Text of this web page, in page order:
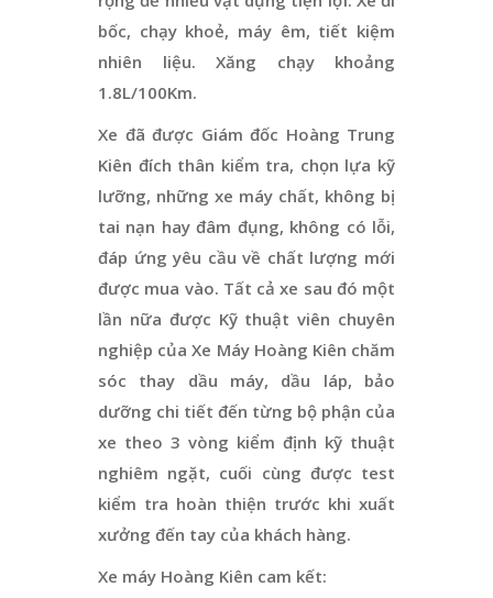
bốc, chạy khoẻ, máy êm, tiết kiệm
nhiên liệu. Xăng chạy khoảng
1.8L/100Km.
Xe đã được Giám đốc Hoàng Trung
Kiên đích thân kiểm tra, chọn lựa kỹ
lưỡng, những xe máy chất, không bị
tai nạn hay đâm đụng, không có lỗi,
đáp ứng yêu cầu về chất lượng mới
được mua vào. Tất cả xe sau đó một
lần nữa được Kỹ thuật viên chuyên
nghiệp của Xe Máy Hoàng Kiên chăm
sóc thay dầu máy, dầu láp, bảo
dưỡng chi tiết đến từng bộ phận của
xe theo 3 vòng kiểm định kỹ thuật
nghiêm ngặt, cuối cùng được test
kiểm tra hoàn thiện trước khi xuất
xưởng đến tay của khách hàng.
Xe máy Hoàng Kiên cam kết: